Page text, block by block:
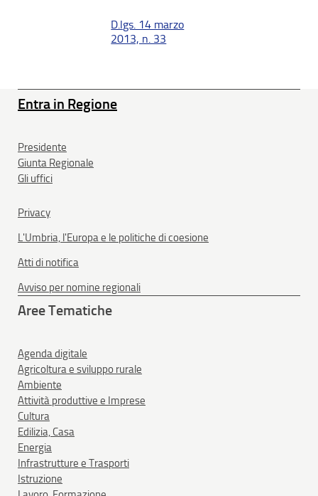
D.lgs. 14 marzo
2013, n. 33
Entra in Regione
Presidente
Giunta Regionale
Gli uffici
Privacy
L'Umbria, l'Europa e le politiche di coesione
Atti di notifica
Avviso per nomine regionali
Aree Tematiche
Agenda digitale
Agricoltura e sviluppo rurale
Ambiente
Attività produttive e Imprese
Cultura
Edilizia, Casa
Energia
Infrastrutture e Trasporti
Istruzione